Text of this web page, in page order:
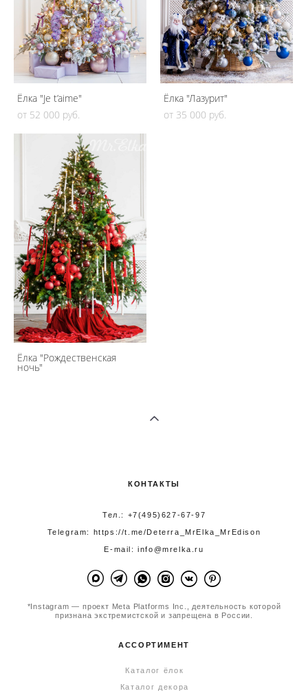
Ёлка "Je t’aime"
от 52 000 pуб.
Ёлка "Лазурит"
от 35 000 pуб.
Ёлка "Рождественская
ночь"
КОНТАКТЫ
Тел.: +7(495)627-67-97
Telegram: https://t.me/Deterra_MrElka_MrEdison
E-mail: info@mrelka.ru
*Instagram — проект Meta Platforms Inc., деятельность которой
признана экстремистской и запрещена в России.
АССОРТИМЕНТ
Каталог ёлок
Каталог декора